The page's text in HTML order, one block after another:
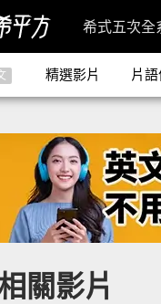
希式五次全
精選影片 片
關影片